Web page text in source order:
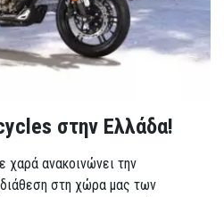
στην Ελλάδα!
χαρά ανακοινώνει την
στη χώρα μας των